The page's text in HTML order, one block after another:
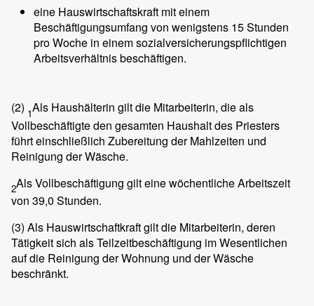
eine Hauswirtschaftskraft mit einem
Beschäftigungsumfang von wenigstens 15 Stunden
pro Woche in einem sozialversicherungspflichtigen
Arbeitsverhältnis beschäftigen.
(2) 1Als Haushälterin gilt die Mitarbeiterin, die als
Vollbeschäftigte den gesamten Haushalt des Priesters
führt einschließlich Zubereitung der Mahlzeiten und
Reinigung der Wäsche.
2Als Vollbeschäftigung gilt eine wöchentliche Arbeitszeit
von 39,0 Stunden.
(3) Als Hauswirtschaftkraft gilt die Mitarbeiterin, deren
Tätigkeit sich als Teilzeitbeschäftigung im Wesentlichen
auf die Reinigung der Wohnung und der Wäsche
beschränkt.